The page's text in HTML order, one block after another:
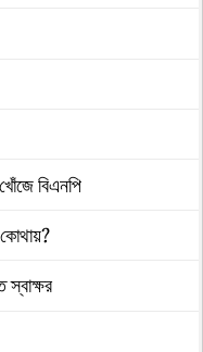
বিএনপি
স্বাক্ষর